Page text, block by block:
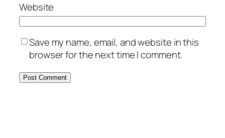
Website
Save my name, email, and website in this
browser for the next time I comment.